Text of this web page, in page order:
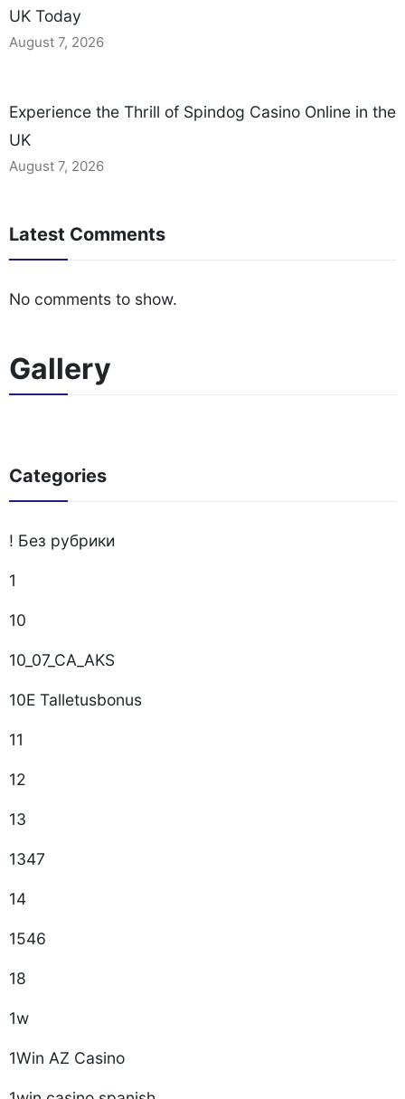
UK Today
August 7, 2026
Experience the Thrill of Spindog Casino Online in the
UK
August 7, 2026
Latest Comments
No comments to show.
Gallery
Categories
! Без рубрики
1
10
10_07_CA_AKS
10E Talletusbonus
11
12
13
1347
14
1546
18
1w
1Win AZ Casino